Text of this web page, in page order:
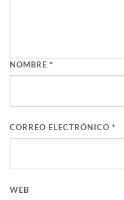
NOMBRE *
CORREO ELECTRÓNICO *
WEB